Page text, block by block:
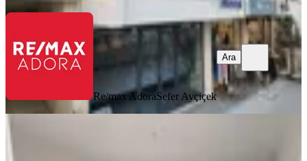
Re/max AdoraSefer Ayçiçek
Ara